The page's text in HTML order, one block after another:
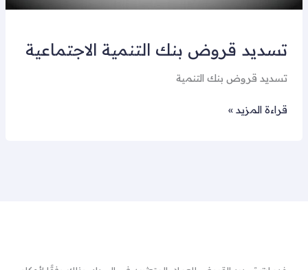
تسديد قروض بنك التنمية الاجتماعية
تسديد قروض بنك التنمية
قراءة المزيد »